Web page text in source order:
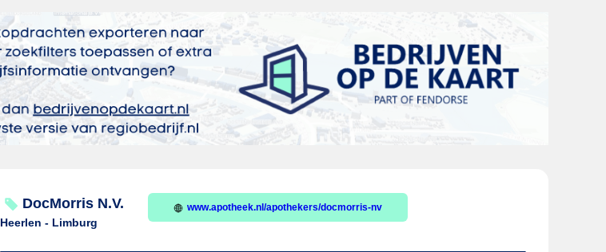
DocMorris N.V.
Heerlen - Limburg
www.apotheek.nl/apothekers/docmorris-nv